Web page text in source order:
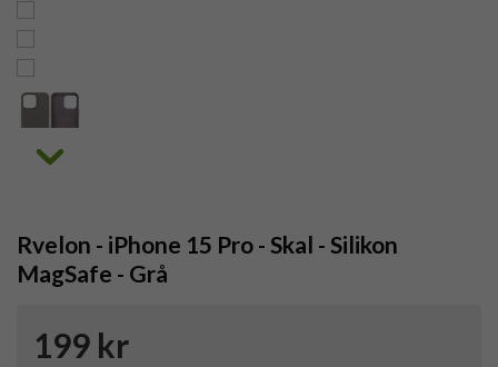
Rvelon - iPhone 15 Pro - Skal - Silikon
MagSafe - Grå
199 kr